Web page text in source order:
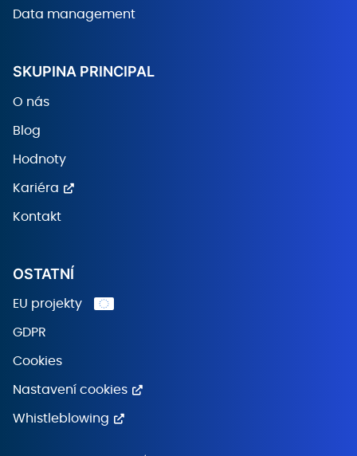
Data management
SKUPINA PRINCIPAL
O nás
Blog
Hodnoty
Kariéra
Kontakt
OSTATNÍ
EU projekty
GDPR
Cookies
Nastavení cookies
Whistleblowing